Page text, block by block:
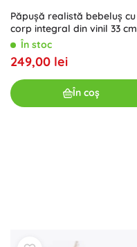
Păpușă realistă bebeluș cu
corp integral din vinil 33 cm
ANTONIO JUAN
În stoc
249,00 lei
În coș